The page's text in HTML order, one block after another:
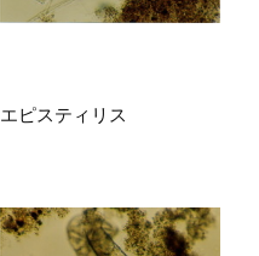
エピスティリス